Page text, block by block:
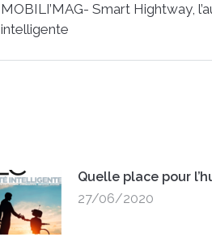
Previous
post:
MOBILI’MAG- Smart Hightway,
intelligente
Quelle place pour
27/06/2020